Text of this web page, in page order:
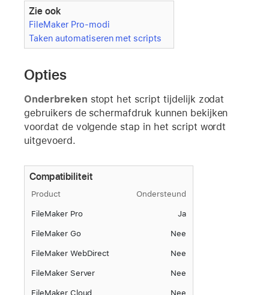
Zie ook
FileMaker Pro-modi
Taken automatiseren met scripts
Opties
Onderbreken stopt het script tijdelijk zodat
gebruikers de schermafdruk kunnen bekijken
voordat de volgende stap in het script wordt
uitgevoerd.
Compatibiliteit
Product Ondersteund
FileMaker Pro Ja
FileMaker Go Nee
FileMaker WebDirect Nee
FileMaker Server Nee
FileMaker Cloud Nee